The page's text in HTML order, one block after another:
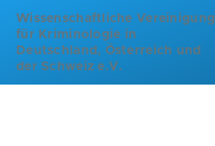
Direkt zum Inhalt
Wissenschaftliche Vereinigung
für Kriminologie in
Deutschland, Österreich und
der Schweiz e.V.